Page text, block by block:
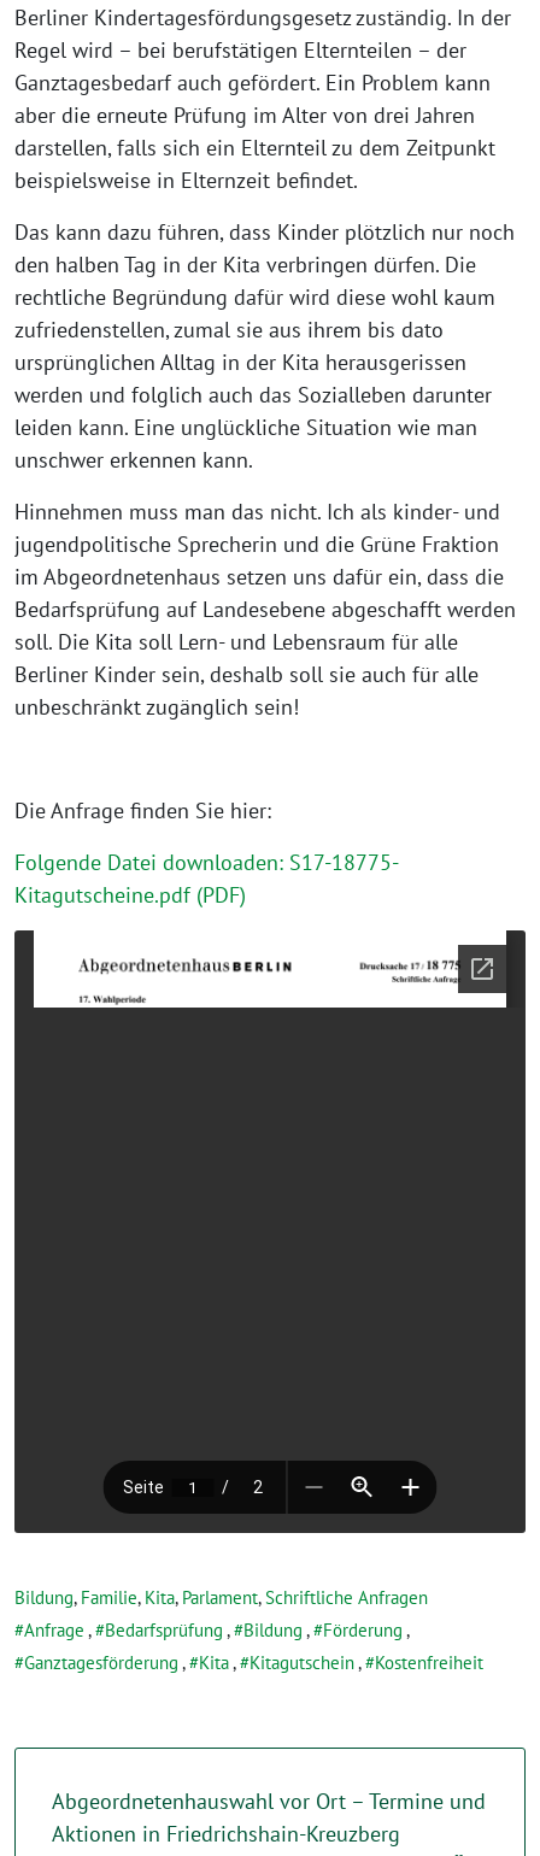
Berliner Kindertagesfördungsgesetz zuständig. In der
Regel wird – bei berufstätigen Elternteilen – der
Ganztagesbedarf auch gefördert. Ein Problem kann
aber die erneute Prüfung im Alter von drei Jahren
darstellen, falls sich ein Elternteil zu dem Zeitpunkt
beispielsweise in Elternzeit befindet.
Das kann dazu führen, dass Kinder plötzlich nur noch
den halben Tag in der Kita verbringen dürfen. Die
rechtliche Begründung dafür wird diese wohl kaum
zufriedenstellen, zumal sie aus ihrem bis dato
ursprünglichen Alltag in der Kita herausgerissen
werden und folglich auch das Sozialleben darunter
leiden kann. Eine unglückliche Situation wie man
unschwer erkennen kann.
Hinnehmen muss man das nicht. Ich als kinder- und
jugendpolitische Sprecherin und die Grüne Fraktion
im Abgeordnetenhaus setzen uns dafür ein, dass die
Bedarfsprüfung auf Landesebene abgeschafft werden
soll. Die Kita soll Lern- und Lebensraum für alle
Berliner Kinder sein, deshalb soll sie auch für alle
unbeschränkt zugänglich sein!
Die Anfrage finden Sie hier:
Folgende Datei downloaden: S17-18775-
Kitagutscheine.pdf (PDF)
Bildung, Familie, Kita, Parlament,Schriftliche Anfragen
Anfrage , Bedarfsprüfung , Bildung , Förderung ,
Ganztagesförderung , Kita, Kitagutschein, Kostenfreiheit
Abgeordnetenhauswahl vor Ort – Termine und
Aktionen in Friedrichshain-Kreuzberg